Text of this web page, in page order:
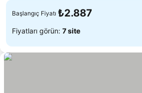
Başlangıç Fiyatı ₺2.887
Fiyatları görün: 7 site